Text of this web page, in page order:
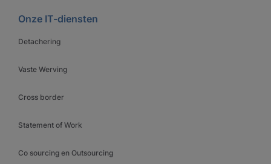
Onze IT-diensten
Detachering
Vaste Werving
Cross border
Statement of Work
Co sourcing en Outsourcing